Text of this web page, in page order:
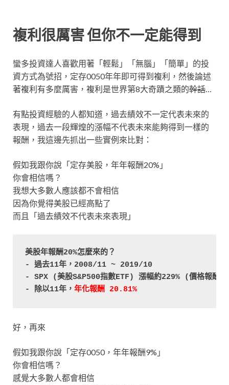
複利很厲害 但你不一定能得到
蠻多投資達人喜歡用著「輕鬆」「無腦」「簡單」的投
資方式為號招，定存0050年年即可得到複利，然後論述
著複利有多麼厲害，複利是世界第8大奇蹟之類的幹話…
有點投資經驗的人都知道，過去績效不一定代表未來的
表現，過去一段輝煌的漲幅不代表未來能夠得到一樣的
報酬，我這邊先抓出一些實例來比對：
假如我跟你說「定存美股，年年報酬20%」
你會相信嗎？
我想大多數人應該都不會相信
因為你覺得美股已經高點了
而且「過去績效不代表未來表現」
美股年報酬20%怎麼來的？
- 過去11年，2008/11 ~ 2019/10
- SPX (美股S&P500指數ETF) 漲幅約229% (價格報酬
- 除以11年， 年化報酬 20.81%
好，再來
假如我跟你說「定存0050，年年報酬9%」
你會相信嗎？
感覺大多數人都會相信